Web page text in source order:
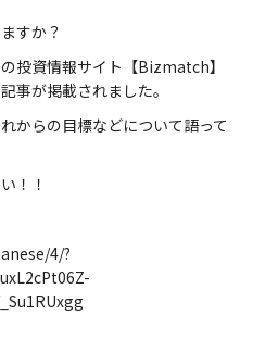
すか？
投資情報サイト【Bizmatch】
事が掲載されました。
からの目標などについて語って
！！
4/?